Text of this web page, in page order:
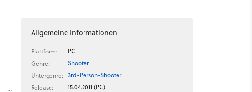
Allgemeine Informationen
Plattform:
PC
Genre:
Shooter
Untergenre:
3rd-Person-Shooter
Release:
15.04.2011 (PC)